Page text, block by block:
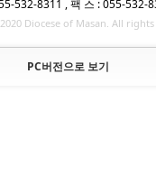
532-8311 , 팩 스 : 055-532-
Diocese of Masan. All rights
PC버전으로 보기